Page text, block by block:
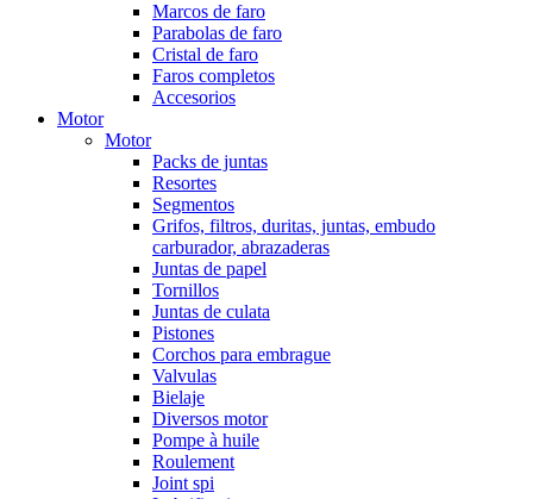
Marcos de faro
Parabolas de faro
Cristal de faro
Faros completos
Accesorios
Motor
Motor
Packs de juntas
Resortes
Segmentos
Grifos, filtros, duritas, juntas, embudo
carburador, abrazaderas
Juntas de papel
Tornillos
Juntas de culata
Pistones
Corchos para embrague
Valvulas
Bielaje
Diversos motor
Pompe à huile
Roulement
Joint spi